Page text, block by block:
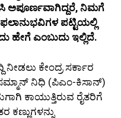
ಅಪೂರ್ಣವಾಗಿದ್ದರೆ, ನಿಮಗೆ
ಪಟ್ಟಿಯಲ್ಲಿ
ಹೇಗೆ ಎಂಬುದು ಇಲ್ಲಿದೆ.
ನೀಡಲು ಕೇಂದ್ರ ಸರ್ಕಾರ
ನಿಧಿ (ಪಿಎಂ-ಕಿಸಾನ್)
ಕಾಯುತ್ತಿರುವ ರೈತರಿಗೆ
ಕಣ್ಣುಗಳನ್ನು